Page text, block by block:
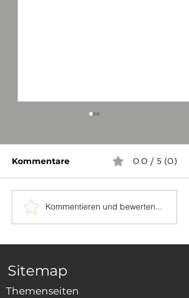
Die Grenzsteine
zwischen Schopfloch
Kommentare 0.0 / 5 (0)
Kommentieren und bewerten...
Sitemap
Themenseiten